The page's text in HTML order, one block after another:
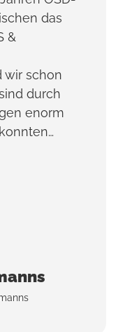
das
&
wir schon
durch
enorm